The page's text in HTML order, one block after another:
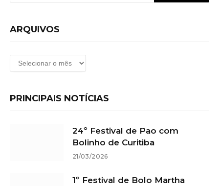
ARQUIVOS
Arquivos
PRINCIPAIS NOTÍCIAS
24º Festival de Pão com
Bolinho de Curitiba
21/03/2026
1º Festival de Bolo Martha